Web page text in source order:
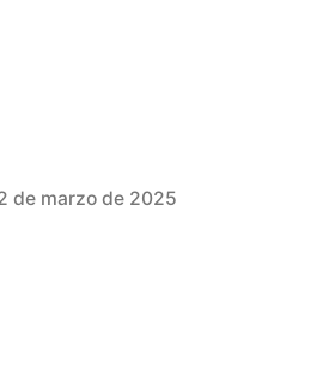
de marzo de 2025